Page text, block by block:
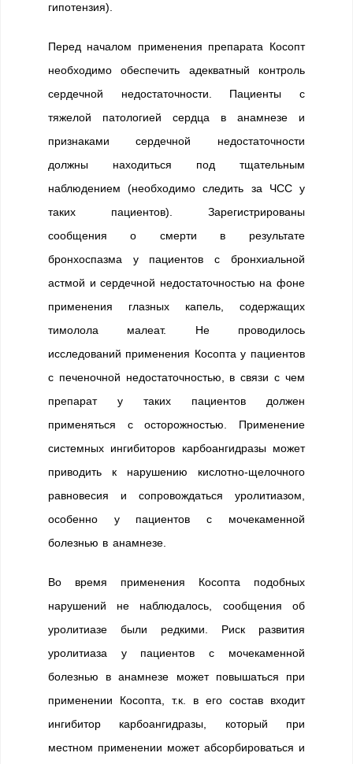
гипотензия).
Перед началом применения препарата Косопт
необходимо обеспечить адекватный контроль
сердечной недостаточности. Пациенты с
тяжелой патологией сердца в анамнезе и
признаками сердечной недостаточности
должны находиться под тщательным
наблюдением (необходимо следить за ЧСС у
таких пациентов). Зарегистрированы
сообщения о смерти в результате
бронхоспазма у пациентов с бронхиальной
астмой и сердечной недостаточностью на фоне
применения глазных капель, содержащих
тимолола малеат. Не проводилось
исследований применения Косопта у пациентов
с печеночной недостаточностью, в связи с чем
препарат у таких пациентов должен
применяться с осторожностью. Применение
системных ингибиторов карбоангидразы может
приводить к нарушению кислотно-щелочного
равновесия и сопровождаться уролитиазом,
особенно у пациентов с мочекаменной
болезнью в анамнезе.
Во время применения Косопта подобных
нарушений не наблюдалось, сообщения об
уролитиазе были редкими. Риск развития
уролитиаза у пациентов с мочекаменной
болезнью в анамнезе может повышаться при
применении Косопта, т.к. в его состав входит
ингибитор карбоангидразы, который при
местном применении может абсорбироваться и